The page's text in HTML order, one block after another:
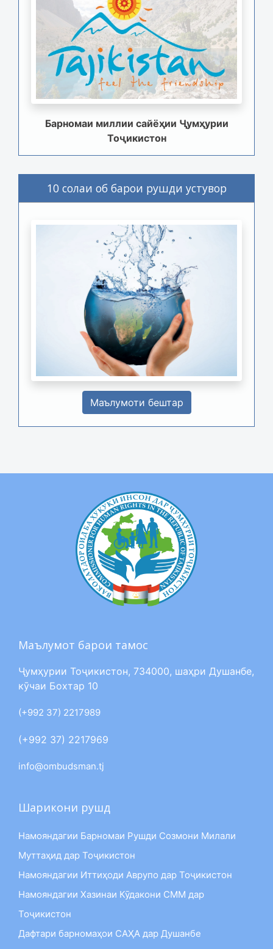
Барномаи миллии сайёҳии Ҷумҳурии
Тоҷикистон
10 солаи об барои рушди устувор
Маълумоти бештар
Маълумот барои тамос
Ҷумҳурии Тоҷикистон, 734000, шаҳри Душанбе,
кӯчаи Бохтар 10
(+992 37) 2217989
(+992 37) 2217969
info@ombudsman.tj
Шарикони рушд
Намояндагии Барномаи Рушди Созмони Милали
Муттаҳид дар Тоҷикистон
Намояндагии Иттиҳоди Аврупо дар Тоҷикистон
Намояндагии Хазинаи Кӯдакони СММ дар
Тоҷикистон
Дафтари барномаҳои САҲА дар Душанбе